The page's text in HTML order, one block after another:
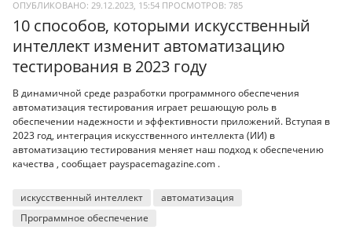
ОПУБЛИКОВАНО: 29.12.2023, 15:54 ПРОСМОТРОВ: 785
10 способов, которыми искусственный
интеллект изменит автоматизацию
тестирования в 2023 году
В динамичной среде разработки программного обеспечения
автоматизация тестирования играет решающую роль в
обеспечении надежности и эффективности приложений. Вступая в
2023 год, интеграция искусственного интеллекта (ИИ) в
автоматизацию тестирования меняет наш подход к обеспечению
качества , сообщает payspacemagazine.com .
искусственный интеллект
автоматизация
Программное обеспечение